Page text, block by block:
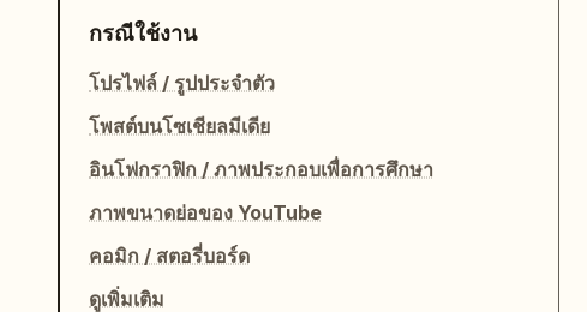
กรณีใช้งาน
โปรไฟล์ / รูปประจำตัว
โพสต์บนโซเชียลมีเดีย
อินโฟกราฟิก / ภาพประกอบเพื่อการศึกษา
ภาพขนาดย่อของ YouTube
คอมิก / สตอรี่บอร์ด
ดูเพิ่มเติม